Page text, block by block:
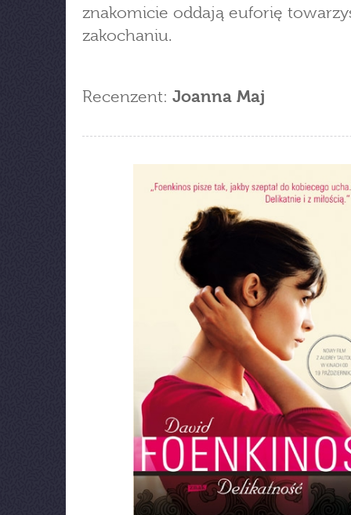
znakomicie oddają euforię
zakochaniu.
Recenzent: Joanna Maj